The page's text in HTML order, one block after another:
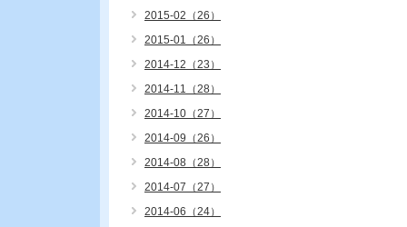
2015-02（26）
2015-01（26）
2014-12（23）
2014-11（28）
2014-10（27）
2014-09（26）
2014-08（28）
2014-07（27）
2014-06（24）